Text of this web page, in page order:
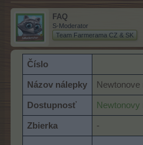
FAQ
S-Moderator
Team Farmerama CZ & SK
Číslo
Názov nálepky Newtonove
Dostupnosť Newtonovy
Zbierka -